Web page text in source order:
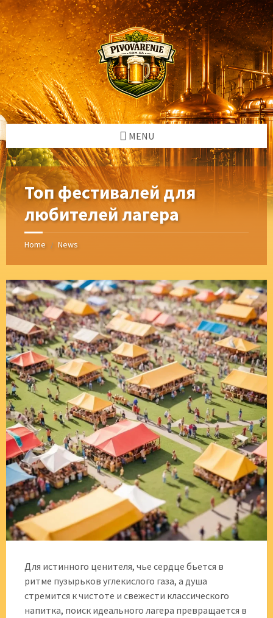
Skip
to
content
Skip
to
left
sidebar
Skip
to
right
sidebar
Skip
to
footer
MENU
Топ фестивалей для
любителей лагера
Home / News
Для истинного ценителя, чье сердце бьется в
ритме пузырьков углекислого газа, а душа
стремится к чистоте и свежести классического
напитка, поиск идеального лагера превращается в